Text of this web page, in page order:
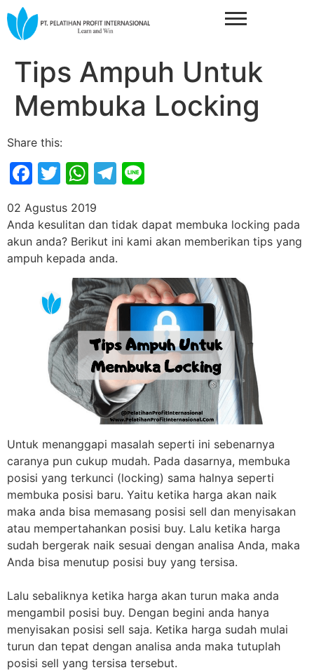
Tips Ampuh Untuk
Membuka Locking
Share this:
Facebook
Twitter
WhatsApp
Telegram
02 Agustus 2019
Anda kesulitan dan tidak dapat membuka locking pada
akun anda? Berikut ini kami akan memberikan tips yang
ampuh kepada anda.
Untuk menanggapi masalah seperti ini sebenarnya
caranya pun cukup mudah. Pada dasarnya, membuka
posisi yang terkunci (locking) sama halnya seperti
membuka posisi baru. Yaitu ketika harga akan naik
maka anda bisa memasang posisi sell dan menyisakan
atau mempertahankan posisi buy. Lalu ketika harga
sudah bergerak naik sesuai dengan analisa Anda, maka
Anda bisa menutup posisi buy yang tersisa.
Lalu sebaliknya ketika harga akan turun maka anda
mengambil posisi buy. Dengan begini anda hanya
menyisakan posisi sell saja. Ketika harga sudah mulai
turun dan tepat dengan analisa anda maka tutuplah
posisi sell yang tersisa tersebut.